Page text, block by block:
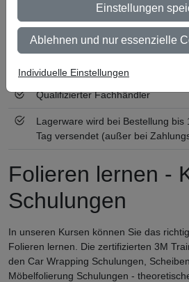
Ab 300 € Nettowarenwert
Deutschland)
Zertifiziert nach ISO 9001
Qualifizierter Fachhändler
Lagerware wird bei Bestellung bis
Tag versendet (außer bei
Folieren lernen -
Schulungen
In unseren Kursen können Sie das
Folieren lernen. Die zertifizierten 3M
den Car Wrapping Schulungen,
Möbelfolierung Schulungen -
Einstellungen
Ablehnen und nur essenzielle
Individuelle Einstellungen